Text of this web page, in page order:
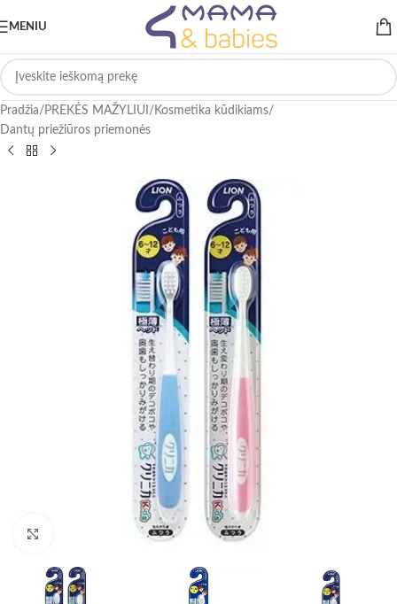
MENIU
Pradžia/ PREKĖS MAŽYLIUI / Kosmetika kūdikiams/
Dantų priežiūros priemonės
Paspauskite nuotrauką, kad ją padidintumėte